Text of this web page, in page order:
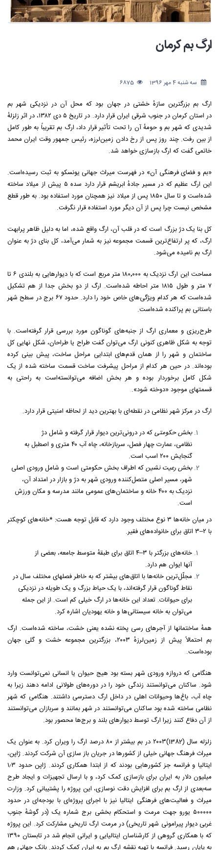
ارگ بم کرمان
سه شنبه 4 مهر 1396
ارگ بم بزرگترین سازهٔ خشتی در جهان بود که محل آن در نزدیکی شهر بم
در استان کرمان در جنوب شرقی ایران قرار دارد. در تاریخ ۵ دی ۱۳۸۲، در اثر زلزلهٔ
شدیدی که شهر بم و حومهٔ آن را تحت تأثیر قرار داد، ارگ بم تقریباً به طور کامل
از بین رفت. چند روز پس از رخ دادن زمین‌لرزه، رئیس جمهور وقت ایران محمد
خاتمی گفت که ارگ بازسازی خواهد شد.
«بم و فضای فرهنگی آن» در فهرست میراث جهانی یونسکو به ثبت رسیده‌است.
این ارگ عظیم که در مسیر جادهٔ ابریشم قرار دارد سده ۵ پیش از میلاد ساخته
شده‌است و تا سال ۱۸۵۰ پس از میلاد نیز همچنان مورد استفاده بود. به طور قطع
مشخص نیست چرا پس از آن دیگر مورد استفاده قرار نگرفت.
کل بنا یک دژ بزرگ است که در قلب آن، ارگ واقع شده، اما به دلیل ظاهر پرابهت
ارگ، که پر ارتفاع‌ترین قسمت مجموعه نیز به شمار می‌آمد، کل بنای دژ به عنوان
ارگ بم نامیده می‌شود.
مساحت این ارگ نزدیک به ۱۸۰٬۰۰۰ متر مربع است که با دیوارهایی به بلندی ۶ تا
۷ متر و طول ۱۸۱۵ متر احاطه شده‌است. ارگ از دو بخش جدا از هم تشکیل
شده‌است که هر کدام ویژگی‌های خاص خود را دارد. حدود ۶۷ برج در سطح شهر
باستانی بم پراکنده شده‌است.
طرح‌ریزی و معماری ارگ از جنبه‌های گوناگون مورد بررسی قرار گرفته‌است. با
توجه به شکل ظاهری کنونی ارگ می‌توان گفت طراح یا طراحان، شکل نهایی کل
ساختمان و شهر را از همان قدم‌های ابتدایی مراحل ساخت، پیش بینی کرده
بوده‌اند. در حین هر کدام از مراحل پیشرفت ساخت قسمت ساخته شده از یک
شکل کامل برخوردار بوده و هر بخش اضافه می‌توانسته‌است به راحتی به
قسمتهای موجود «دوخته شود».
ارگ در مرکز شهر نظامی در نقطه‌ای با بهترین دید از لحاظه امنیتی قرار دارد.
بخش حکومتیکه در درونی‌ترین دیوار قرار گرفته و شامل دژ
نظامی، عمارت چهار فصل، سربازخانه، چاه آب ۴۰ متری و اصطبل به
گنجایش ۲۰۰ اسب است.
بخش رعیت نشینکه اطراف بخش حکومتی است و شامل ورودی اصلی
شهر، مسیر اصلی متصل‌کننده ورودی شهر به دژ و بازار در امتداد آن،
نزدیک به ۴۰۰ خانه و ساختمان‌های عمومی مانند مدرسه و مکان ورزش
است.
در میان خانه‌ها ۳ نوع مختلف وجود دارد که قابل توجه هست: *خانه‌های کوچکتر
با ۲–۳ اتاق برای خانواده‌های فقیر.
خانه‌های بزرگتر با ۳–۴ اتاق برای طبقهٔ متوسط جامعه، بعضی از
آنها ایوان هم دارد.
مجلّل‌ترین خانه‌ها با اتاق‌های بیشتر که به خاطر فصلهای مختلف سال در
نقاط گوناگون قرار گرفته‌اند، با یک حیاط بزرگ و یک طویله در نزدیکی
برای حیوانات. تعداد این خانه‌ها در ارگ خیلی کم است. از این جمله
می‌توان به خانه سیستانی‌ها و خانه یهودیان اشاره کرد.
همهٔ ساختمانها از آجرهای رسی پخته نشده یعنی خشت، ساخته شده‌است. ارگ
بم احتمالاً پیش از زمین‌لرزهٔ ۲۰۰۳، بزرگترین مجموعه خشت و گلی جهان
بوده‌است.
هنگامی که دروازه ورودی شهر بسته بود هیج حیوان یا انسانی نمی‌توانست وارد
شود. ساکنان می‌توانستند زندگی خود را در دوره‌های طولانی ادامه دهند زیرا به
چاه آب، باغ‌ها وحیوانات اهلی در داخل ارگ دسترسی داشتند. هنگامی که شهر
نظامی ساخته شده بود ساکنان می‌توانستند در شهر بمانند و سربازان می‌توانستند
از آن دفاع کنند زیرا ارگ توسط دیوارهای بلند و برج‌ها محصور بود.
زلزله سال (1382)۲۰۰۳ در بم بیشتر از ۸۰ درصد ارگ را ویران کرد. به عنوان یک
میراث فرهنگ جهانی خیلی از کشورها در جریان باز سازی آن شرکت کردند. ژاپن،
ایتالیا و فرانسه جز کشورهایی بودند که از ابتدا همکاری کردند. ژاپن حدود ۱٫۳
میلیون دلار به ایران برای بازسازی کمک کرد، و با ارسال تجهیزات و ایجاد طرح
سه‌بعدی از ارگ بم برای افزایش دقت نوسازی، این پروژه را پشتیبانی کرد. وزارت
میراث و فعالیت‌های فرهنگی ایتالیا نیز با اجرای پروژه‌ای با بودجه‌ای در حدود
۵۰۰۰۰۰ یورو جهت مرمت و استحکام بخشی برج شماره یک (در گوشهٔ جنوب
غربی دیوار پیرامونی شهر تاریخی) در مرمت ارگ تاریخی مشارکت کرد. این پروژه
که با همکاری گروهی از کارشناسان ایتالیایی و ایرانی انجام شد در تابستان ۱۳۹۰
به پایان رسید. فرانسه با تهیه نقشه ارگ بم به ایران کمک کردند. بانک جهانی هم